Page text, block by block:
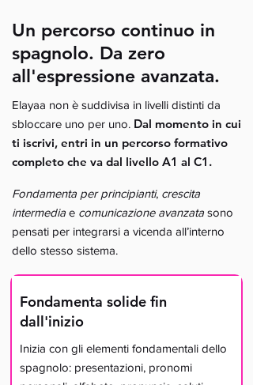
Un percorso continuo in
spagnolo. Da zero
all'espressione avanzata.
Elayaa non è suddivisa in livelli distinti da
sbloccare uno per uno. Dal momento in cui
ti iscrivi, entri in un percorso formativo
completo che va dal livello A1 al C1.
Fondamenta per principianti, crescita
intermedia e comunicazione avanzata sono
pensati per integrarsi a vicenda all’interno
dello stesso sistema.
Fondamenta solide fin
dall'inizio
Inizia con gli elementi fondamentali dello
spagnolo: presentazioni, pronomi